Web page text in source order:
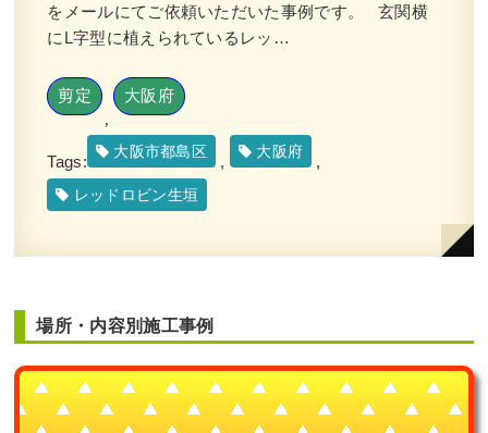
をメールにてご依頼いただいた事例です。 玄関横
にL字型に植えられているレッ…
剪定
,
大阪府
Tags:
大阪市都島区
,
大阪府
,
レッドロビン生垣
場所・内容別施工事例